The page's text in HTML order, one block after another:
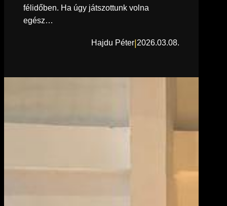
félidőben. Ha úgy játszottunk volna
egész…
Hajdu Péter|2026.03.08.